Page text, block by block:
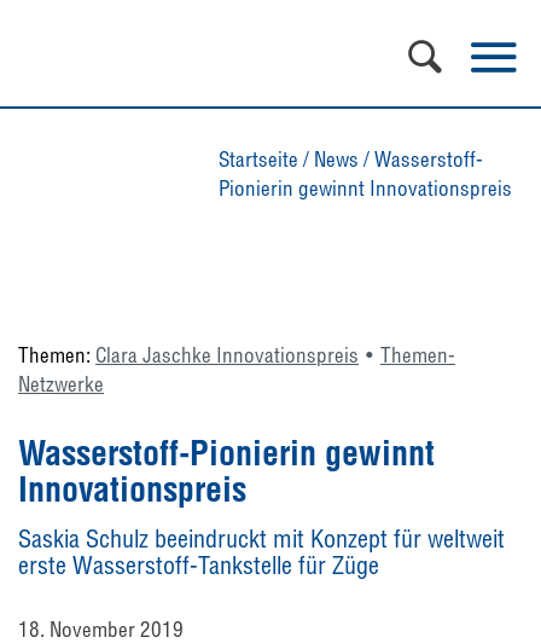
Startseite / News /Wasserstoff-
Pionierin gewinnt Innovationspreis
Themen: Clara Jaschke Innovationspreis
Themen-
Netzwerke
Wasserstoff-Pionierin gewinnt
Innovationspreis
Saskia Schulz beeindruckt mit Konzept für weltweit
erste Wasserstoff-Tankstelle für Züge
18. November 2019